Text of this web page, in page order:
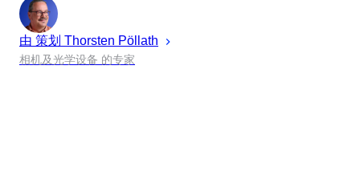
由 策划 Thorsten Pöllath
相机及光学设备 的专家